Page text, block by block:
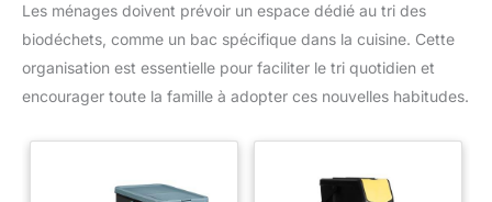
Les ménages doivent prévoir un espace dédié au tri des
biodéchets, comme un bac spécifique dans la cuisine. Cette
organisation est essentielle pour faciliter le tri quotidien et
encourager toute la famille à adopter ces nouvelles habitudes.